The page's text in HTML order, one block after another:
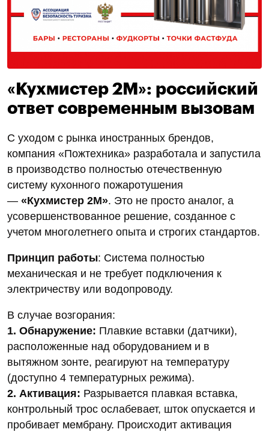
«Кухмистер 2М»: российский
ответ современным вызовам
С уходом с рынка иностранных брендов,
компания «Пожтехника» разработала и запустила
в производство полностью отечественную
систему кухонного пожаротушения
— «Кухмистер 2М». Это не просто аналог, а
усовершенствованное решение, созданное с
учетом многолетнего опыта и строгих стандартов.
Принцип работы: Система полностью
механическая и не требует подключения к
электричеству или водопроводу.
В случае возгорания:
1. Обнаружение: Плавкие вставки (датчики),
расположенные над оборудованием и в
вытяжном зонте, реагируют на температуру
(доступно 4 температурных режима).
2. Активация: Разрывается плавкая вставка,
контрольный трос ослабевает, шток опускается и
пробивает мембрану. Происходит активация